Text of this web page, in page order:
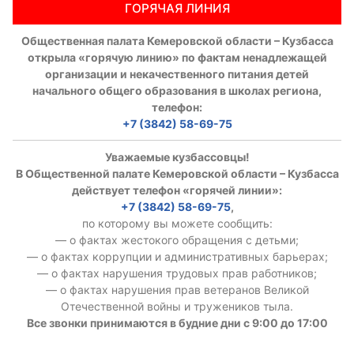
ГОРЯЧАЯ ЛИНИЯ
Общественная палата Кемеровской области – Кузбасса
открыла «горячую линию» по фактам ненадлежащей
организации и некачественного питания детей
начального общего образования в школах региона,
телефон:
+7 (3842) 58-69-75
Уважаемые кузбассовцы!
В Общественной палате Кемеровской области – Кузбасса
действует телефон «горячей линии»:
+7 (3842) 58-69-75,
по которому вы можете сообщить:
— о фактах жестокого обращения с детьми;
— о фактах коррупции и административных барьерах;
— о фактах нарушения трудовых прав работников;
— о фактах нарушения прав ветеранов Великой
Отечественной войны и тружеников тыла.
Все звонки принимаются в будние дни с 9:00 до 17:00